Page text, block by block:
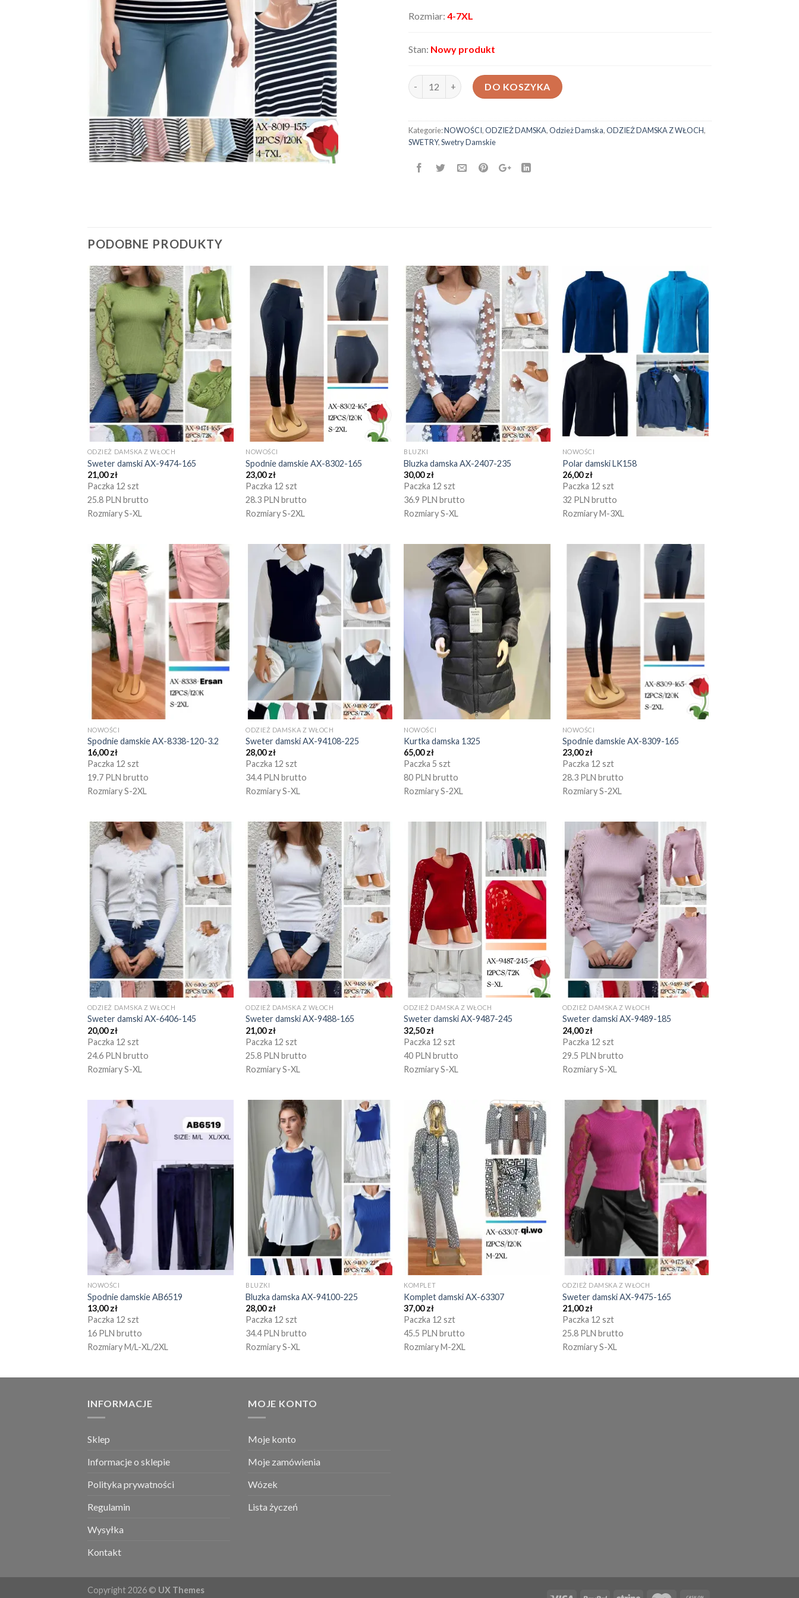
Rozmiar: 4-7XL
Stan: Nowy produkt
ilość Sweter damski AX-8019-155
DO KOSZYKA
Kategorie:NOWOŚCI,ODZIEŻ DAMSKA,Odzież Damska,ODZIEŻ DAMSKA Z WŁOCH,
SWETRY,Swetry Damskie
PODOBNE PRODUKTY
ODZIEŻ DAMSKA Z WŁOCH
Sweter damski AX-9474-165
21,00zł
Paczka 12 szt
25.8 PLN brutto
Rozmiary S-XL
NOWOŚCI
Spodnie damskie AX-8302-165
23,00zł
Paczka 12 szt
28.3 PLN brutto
Rozmiary S-2XL
BLUZKI
Bluzka damska AX-2407-235
30,00zł
Paczka 12 szt
36.9 PLN brutto
Rozmiary S-XL
NOWOŚCI
Polar damski LK158
26,00zł
Paczka 12 szt
32 PLN brutto
Rozmiary M-3XL
NOWOŚCI
Spodnie damskie AX-8338-120-3.2
16,00zł
Paczka 12 szt
19.7 PLN brutto
Rozmiary S-2XL
ODZIEŻ DAMSKA Z WŁOCH
Sweter damski AX-94108-225
28,00zł
Paczka 12 szt
34.4 PLN brutto
Rozmiary S-XL
NOWOŚCI
Kurtka damska 1325
65,00zł
Paczka 5 szt
80 PLN brutto
Rozmiary S-2XL
NOWOŚCI
Spodnie damskie AX-8309-165
23,00zł
Paczka 12 szt
28.3 PLN brutto
Rozmiary S-2XL
ODZIEŻ DAMSKA Z WŁOCH
Sweter damski AX-6406-145
20,00zł
Paczka 12 szt
24.6 PLN brutto
Rozmiary S-XL
ODZIEŻ DAMSKA Z WŁOCH
Sweter damski AX-9488-165
21,00zł
Paczka 12 szt
25.8 PLN brutto
Rozmiary S-XL
ODZIEŻ DAMSKA Z WŁOCH
Sweter damski AX-9487-245
32,50zł
Paczka 12 szt
40 PLN brutto
Rozmiary S-XL
ODZIEŻ DAMSKA Z WŁOCH
Sweter damski AX-9489-185
24,00zł
Paczka 12 szt
29.5 PLN brutto
Rozmiary S-XL
NOWOŚCI
Spodnie damskie AB6519
13,00zł
Paczka 12 szt
16 PLN brutto
Rozmiary M/L-XL/2XL
BLUZKI
Bluzka damska AX-94100-225
28,00zł
Paczka 12 szt
34.4 PLN brutto
Rozmiary S-XL
KOMPLET
Komplet damski AX-63307
37,00zł
Paczka 12 szt
45.5 PLN brutto
Rozmiary M-2XL
ODZIEŻ DAMSKA Z WŁOCH
Sweter damski AX-9475-165
21,00zł
Paczka 12 szt
25.8 PLN brutto
Rozmiary S-XL
INFORMACJE
Sklep
Informacje o sklepie
Polityka prywatności
Regulamin
Wysyłka
Kontakt
MOJE KONTO
Moje konto
Moje zamówienia
Wózek
Lista życzeń
Copyright 2026 © UX Themes